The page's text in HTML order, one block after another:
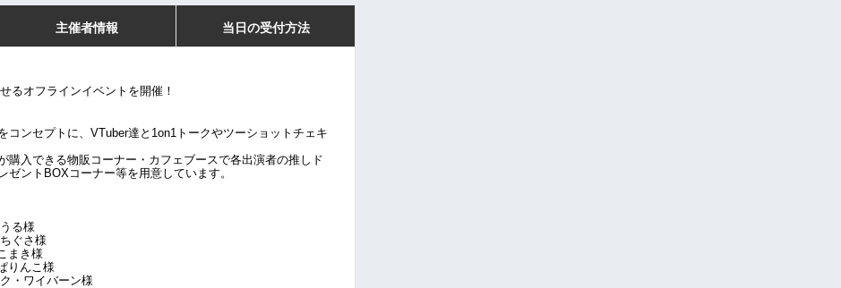
主催者情報 当日の受付方法
るオフラインイベントを開催！
コンセプトに、VTuber達と1on1トークやツーショットチェキ
購入できる物販コーナー・カフェブースで各出演者の推しド
ゼントBOXコーナー等を用意しています。
る様
ぐさ様
まき 様
りんこ 様
ク・ワイバーン様